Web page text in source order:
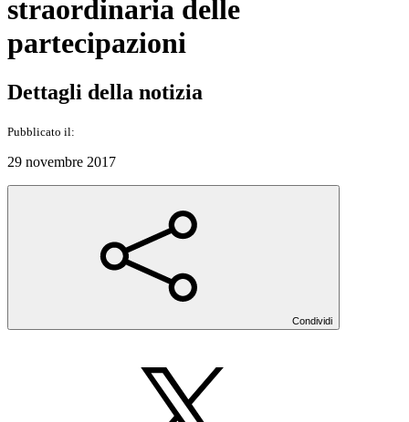
straordinaria delle
partecipazioni
Dettagli della notizia
Pubblicato il:
29 novembre 2017
Condividi